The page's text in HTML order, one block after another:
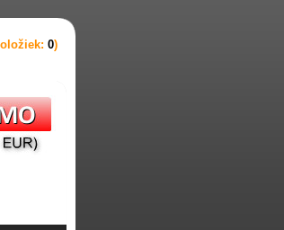
0)